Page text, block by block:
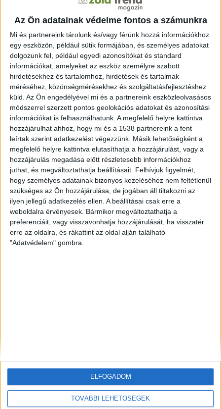
Az Ön adatainak védelme fontos a számunkra
Mi és partnereink tárolunk és/vagy férünk hozzá információkhoz
egy eszközön, például sütik formájában, és személyes adatokat
dolgozunk fel, például egyedi azonosítókat és standard
információkat, amelyeket az eszköz személyre szabott
hirdetésekhez és tartalomhoz, hirdetések és tartalmak
méréséhez, közönségmérésekhez és szolgáltatásfejlesztéshez
küld. Az Ön engedélyével mi és a partnereink eszközleolvasásos
módszerrel szerzett pontos geolokációs adatokat és azonosítási
információkat is felhasználhatunk. A megfelelő helyre kattintva
hozzájárulhat ahhoz, hogy mi és a 1538 partnereink a fent
leírtak szerint adatkezelést végezzünk. Másik lehetőségként a
megfelelő helyre kattintva elutasíthatja a hozzájárulást, vagy a
hozzájárulás megadása előtt részletesebb információkhoz
juthat, és megváltoztathatja beállításait. Felhívjuk figyelmét,
hogy személyes adatainak bizonyos kezeléséhez nem feltétlenül
szükséges az Ön hozzájárulása, de jogában áll tiltakozni az
ilyen jellegű adatkezelés ellen. A beállításai csak erre a
weboldalra érvényesek. Bármikor megváltoztathatja a
preferenciáit, vagy visszavonhatja hozzájárulását, ha visszatér
erre az oldalra, és rákattint az oldal alján található
"Adatvédelem" gombra.
TOVÁBBI LEHETŐSÉGEK
ELFOGADOM
környezetvédelem környezetvédelmi hírek
közlekedés megújuló energia mezőgazdaság
napelem napelemeknapenergia
naperőmű solar solar energy szelektiv hulladék természet
természetvédelem villamosenergia villanyautó víz
autó zöld energia zöld energiaforrás zöld hirek
állatvédelem áram életmód újrahasznosítás
FRISS HÍREK
ZÖLDINFÓ 14 óra telt el a létrehozás óta
Lakóházakat, vállalkozásokat és legelőket is
veszélyeztetnek az amerikai erdőtüzek
ZÖLD ENERGIA 16 óra telt el a létrehozás óta
Rekordokat döntő úszó szélerőművet állított
üzembe Kína a Dél-kínai-tengeren
ZÖLDINFÓ 18 óra telt el a létrehozás óta
A Velencei-tó ökológiai állapotát javítják: tíz
helyszínen indulnak élőhelyvédelmi munkák
ZÖLDINFÓ 18 óra telt el a létrehozás óta
Egyre nagyobb a vízhiány a somogyi erdőkben, új